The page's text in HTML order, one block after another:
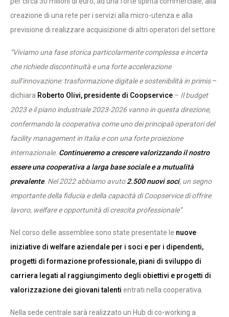
creazione di una rete per i servizi alla micro-utenza e alla
previsione di realizzare acquisizione di altri operatori del settore.
“Viviamo una fase storica particolarmente complessa e incerta
che richiede discontinuità e una forte accelerazione
sull’innovazione: trasformazione digitale e sostenibilità in primis–
dichiara Roberto Olivi, presidente di Coopservice – Il budget
2023 e il piano industriale 2023-2026 vanno in questa direzione,
confermando la cooperativa come uno dei principali operatori del
facility management in Italia e con una forte proiezione
internazionale. Continueremo a crescere valorizzando il nostro
essere una cooperativa a larga base sociale e a mutualità
prevalente. Nel 2022 abbiamo avuto2.500 nuovi soci, un segno
importante della fiducia e della capacità di Coopservice di offrire
lavoro, welfare e opportunità di crescita professionale”.
Nel corso delle assemblee sono state presentate le nuove
iniziative di welfare aziendale per i soci e per i dipendenti,
progetti di formazione professionale, piani di sviluppo di
carriera legati al raggiungimento degli obiettivi e progetti di
valorizzazione dei giovani talenti entrati nella cooperativa.
Nella sede centrale sarà realizzato un Hub di co-working a